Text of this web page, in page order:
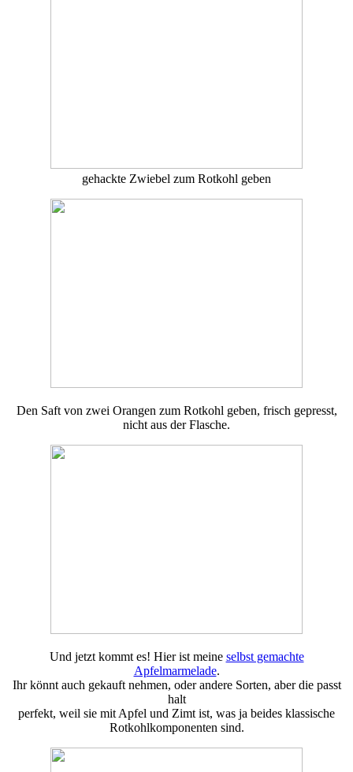
gehackte Zwiebel zum Rotkohl geben
Den Saft von zwei Orangen zum Rotkohl geben, frisch gepresst,
nicht aus der Flasche.
Und jetzt kommt es! Hier ist meine selbst gemachte
Apfelmarmelade.
Ihr könnt auch gekauft nehmen, oder andere Sorten, aber die passt
halt
perfekt, weil sie mit Apfel und Zimt ist, was ja beides klassische
Rotkohlkomponenten sind.